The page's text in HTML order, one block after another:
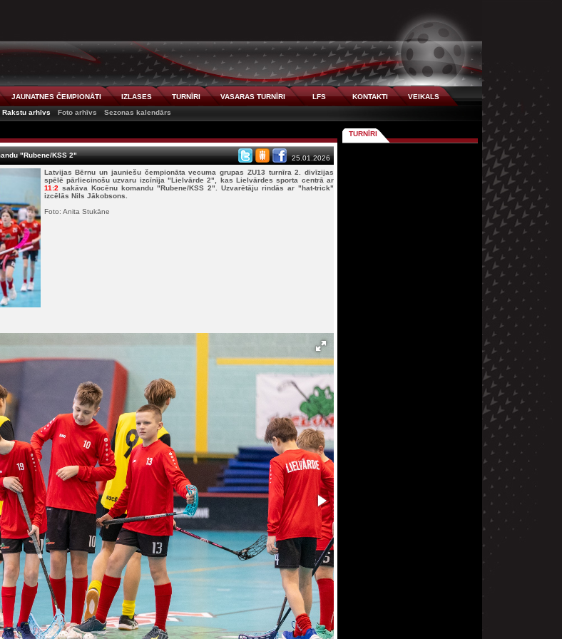
JAUNATNES ČEMPIONĀTI IZLASES TURNĪRI VASARAS TURNĪRI LFS KONTAKTI
VEIKALS
Rakstu arhīvs
Foto arhīvs Sezonas kalendārs
"Rubene/KSS 2"
25.01.2026
Latvijas Bērnu un jauniešu čempionāta vecuma grupas ZU13 turnīra 2. divīzijas
spēlē pārliecinošu uzvaru izcīnīja "Lielvārde 2", kas Lielvārdes sporta centrā ar
11:2 sakāva Kocēnu komandu "Rubene/KSS 2". Uzvarētāju rindās ar "hat-trick"
izcēlās Nils Jākobsons.
Foto: Anita Stukāne
TURNĪRI